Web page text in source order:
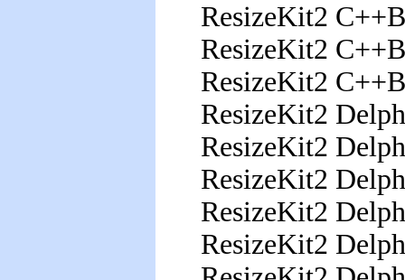
ResizeKit2
ResizeKit2
ResizeKit2
ResizeKit2
ResizeKit2
ResizeKit2
ResizeKit2
ResizeKit2